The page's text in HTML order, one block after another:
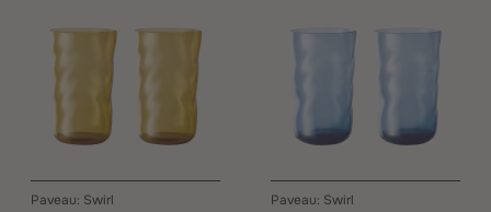
Paveau: Swirl Paveau: Swirl